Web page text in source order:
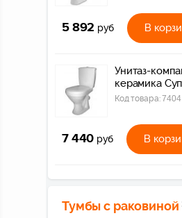
5 892 руб В
Унитаз-
керамика
Код товара:7404
7 440 руб В
Тумбы с раковиной